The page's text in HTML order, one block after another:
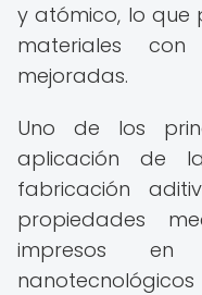
y atómico, lo que
materiales
mejoradas.
Uno de los
aplicación de
fabricación
propiedades
impresos en